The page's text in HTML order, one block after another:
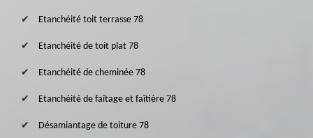
Etanchéité toit terrasse 78
Etanchéité de toit plat 78
Etanchéité de cheminée 78
Etanchéité de faîtage et faîtière 78
Désamiantage de toiture 78